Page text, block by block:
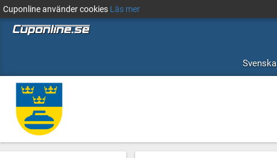
Cuponline använder cookies Läs mer